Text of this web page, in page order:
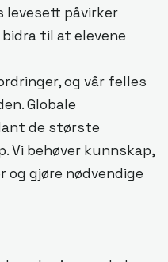
levesett påvirker
til at elevene
og vår felles
Globale
de største
Vi behøver kunnskap,
gjøre nødvendige